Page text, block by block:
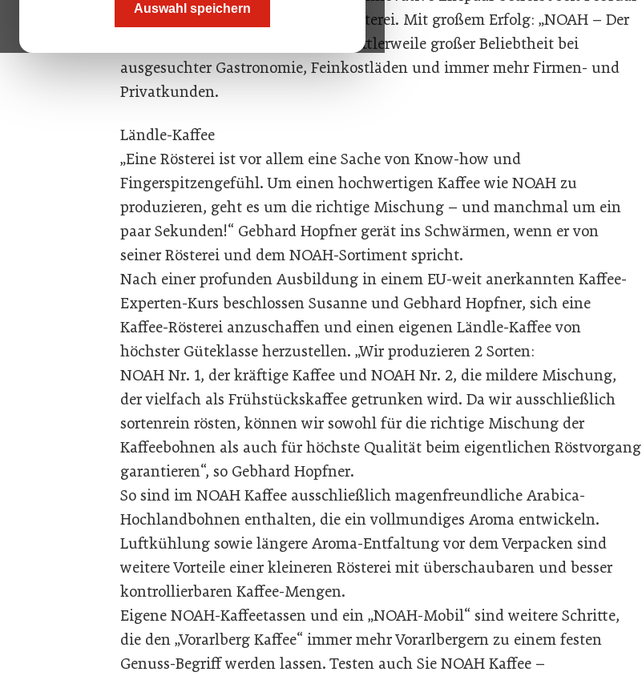
Auswahl speichern
2002 Vorarlbergs einzige Kaffee-Rösterei. Mit großem Erfolg: „NOAH – Der
Vorarlberger Kaffee“ erfreut sich mittlerweile großer Beliebtheit bei
ausgesuchter Gastronomie, Feinkostläden und immer mehr Firmen- und
Privatkunden.
Ländle-Kaffee
„Eine Rösterei ist vor allem eine Sache von Know-how und
Fingerspitzengefühl. Um einen hochwertigen Kaffee wie NOAH zu
produzieren, geht es um die richtige Mischung – und manchmal um ein
paar Sekunden!“ Gebhard Hopfner gerät ins Schwärmen, wenn er von
seiner Rösterei und dem NOAH-Sortiment spricht.
Nach einer profunden Ausbildung in einem EU-weit anerkannten Kaffee-
Experten-Kurs beschlossen Susanne und Gebhard Hopfner, sich eine
Kaffee-Rösterei anzuschaffen und einen eigenen Ländle-Kaffee von
höchster Güteklasse herzustellen. „Wir produzieren 2 Sorten:
NOAH Nr. 1, der kräftige Kaffee und NOAH Nr. 2, die mildere Mischung,
der vielfach als Frühstückskaffee getrunken wird. Da wir ausschließlich
sortenrein rösten, können wir sowohl für die richtige Mischung der
Kaffeebohnen als auch für höchste Qualität beim eigentlichen Röstvorgang
garantieren“, so Gebhard Hopfner.
So sind im NOAH Kaffee ausschließlich magenfreundliche Arabica-
Hochlandbohnen enthalten, die ein vollmundiges Aroma entwickeln.
Luftkühlung sowie längere Aroma-Entfaltung vor dem Verpacken sind
weitere Vorteile einer kleineren Rösterei mit überschaubaren und besser
kontrollierbaren Kaffee-Mengen.
Eigene NOAH-Kaffeetassen und ein „NOAH-Mobil“ sind weitere Schritte,
die den „Vorarlberg Kaffee“ immer mehr Vorarlbergern zu einem festen
Genuss-Begriff werden lassen. Testen auch Sie NOAH Kaffee –